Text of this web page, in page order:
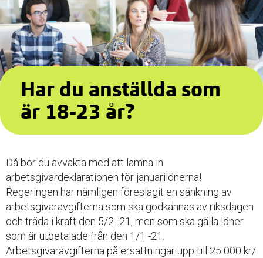
Har du anställda som
är 18-23 år?
Då bör du avvakta med att lämna in
arbetsgivardeklarationen för januarilönerna!
Regeringen har nämligen föreslagit en sänkning av
arbetsgivaravgifterna som ska godkännas av riksdagen
och träda i kraft den 5/2 -21, men som ska gälla löner
som är utbetalade från den 1/1 -21.
Arbetsgivaravgifterna på ersättningar upp till 25 000 kr/